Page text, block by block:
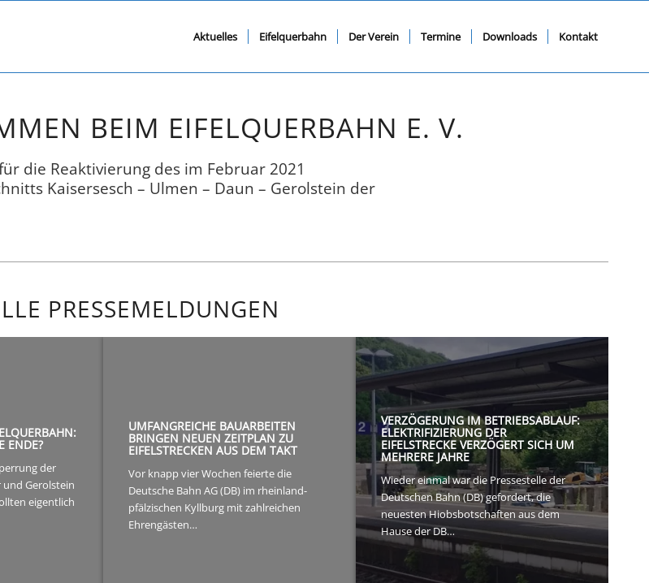
Aktuelles Eifelquerbahn Der Verein Termine Downloads Kontakt
- GEROLSTEIN
BEIM EIFELQUERBAHN E. V.
die Reaktivierung des im Februar 2021
Kaisersesch – Ulmen – Daun – Gerolstein der
PRESSEMELDUNGEN
ENDE?
der
und Gerolstein
eigentlich
UMFANGREICHE BAUARBEITEN
BRINGEN NEUEN ZEITPLAN ZU
EIFELSTRECKEN AUS DEM TAKT
Vor knapp vier Wochen feierte die
Deutsche Bahn AG (DB) im rheinland-
pfälzischen Kyllburg mit zahlreichen
Ehrengästen…
VERZÖGERUNG IM BETRIEBSABLAUF:
ELEKTRIFIZIERUNG DER
EIFELSTRECKE VERZÖGERT SICH UM
MEHRERE JAHRE
Wieder einmal war die Pressestelle der
Deutschen Bahn (DB) gefordert, die
neuesten Hiobsbotschaften aus dem
Hause der DB…